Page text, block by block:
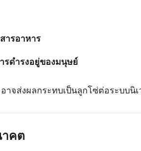
ารอาหาร
ดำรงอยู่ของมนุษย์
จส่งผลกระทบเป็นลูกโซ่ต่อระบบนิ
าคต